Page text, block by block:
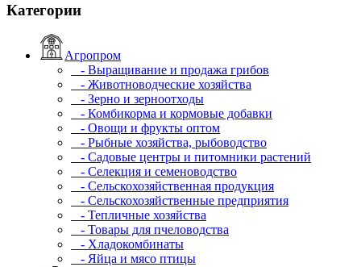
Категории
Агропром
- Выращивание и продажа грибов
- Животноводческие хозяйства
- Зерно и зерноотходы
- Комбикорма и кормовые добавки
- Овощи и фрукты оптом
- Рыбные хозяйства, рыбоводство
- Садовые центры и питомники растений
- Селекция и семеноводство
- Сельскохозяйственная продукция
- Сельскохозяйственные предприятия
- Тепличные хозяйства
- Товары для пчеловодства
- Хладокомбинаты
- Яйца и мясо птицы